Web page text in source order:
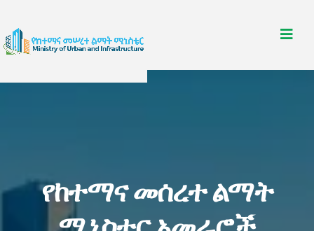
የከተማና መሰረተ ልማት